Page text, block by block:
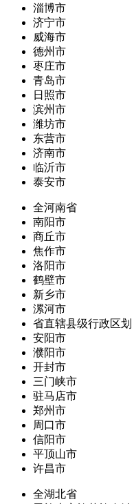
淄博市
济宁市
威海市
德州市
枣庄市
青岛市
日照市
滨州市
潍坊市
东营市
济南市
临沂市
泰安市
全河南省
南阳市
商丘市
焦作市
洛阳市
鹤壁市
新乡市
漯河市
省直辖县级行政区划
安阳市
濮阳市
开封市
三门峡市
驻马店市
郑州市
周口市
信阳市
平顶山市
许昌市
全湖北省